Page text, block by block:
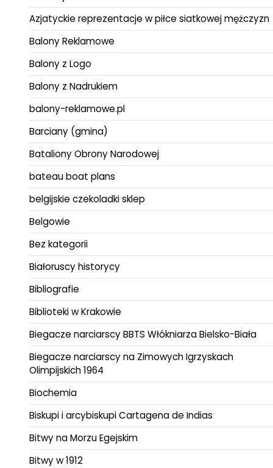
Azjatyckie reprezentacje w piłce siatkowej mężczyzn
Balony Reklamowe
Balony z Logo
Balony z Nadrukiem
balony-reklamowe.pl
Barciany (gmina)
Bataliony Obrony Narodowej
bateau boat plans
belgijskie czekoladki sklep
Belgowie
Bez kategorii
Białoruscy historycy
Bibliografie
Biblioteki w Krakowie
Biegacze narciarscy BBTS Włókniarza Bielsko-Biała
Biegacze narciarscy na Zimowych Igrzyskach
Olimpijskich 1964
Biochemia
Biskupi i arcybiskupi Cartagena de Indias
Bitwy na Morzu Egejskim
Bitwy w 1912